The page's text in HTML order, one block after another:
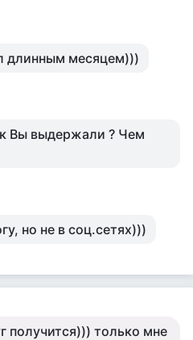
длинным месяцем)))
Вы выдержали ? Чем
но не в соц.сетях)))
получится))) только мне